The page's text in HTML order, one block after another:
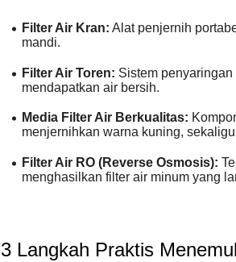
Filter Air Kran: Alat penjernih
mandi.
Filter Air Toren: Sistem
mendapatkan air bersih.
Media Filter Air Berkualitas:
menjernihkan warna kuning,
Filter Air RO (Reverse Osmosis):
menghasilkan filter air minum yang
3 Langkah Praktis